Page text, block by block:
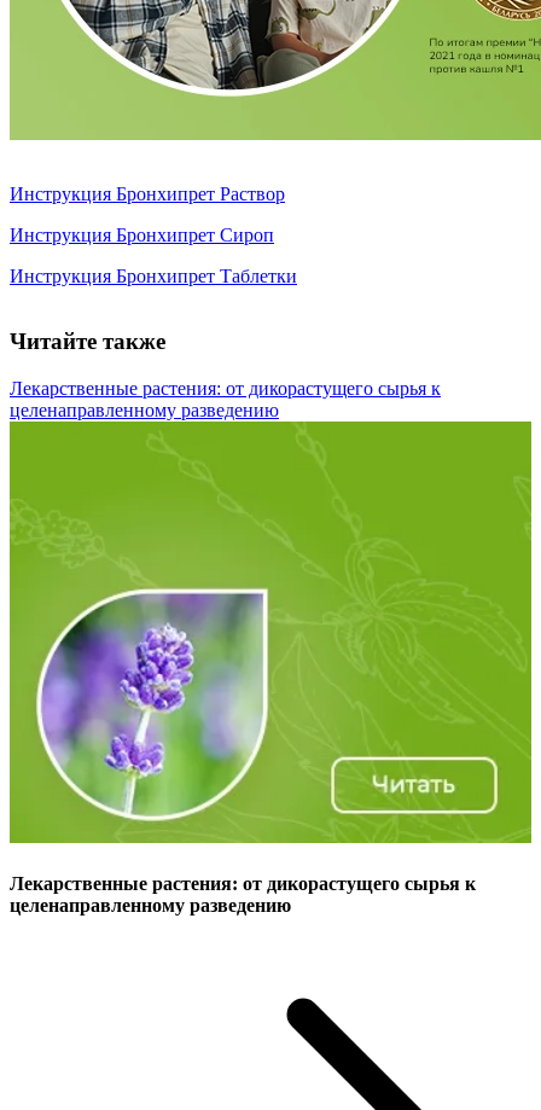
Инструкция Бронхипрет Раствор
Инструкция Бронхипрет Сироп
Инструкция Бронхипрет Таблетки
Читайте также
Лекарственные растения: от дикорастущего сырья к
целенаправленному разведению
Лекарственные растения: от дикорастущего сырья к
целенаправленному разведению